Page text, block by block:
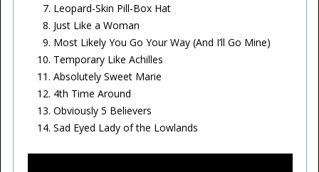
Leopard-Skin Pill-Box Hat
Just Like a Woman
Most Likely You Go Your Way (And I’ll Go Mine)
Temporary Like Achilles
Absolutely Sweet Marie
4th Time Around
Obviously 5 Believers
Sad Eyed Lady of the Lowlands